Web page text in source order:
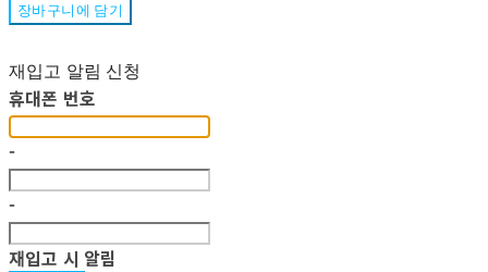
장바구니에 담기
재입고 알림 신청
휴대폰 번호
-
-
재입고 시 알림